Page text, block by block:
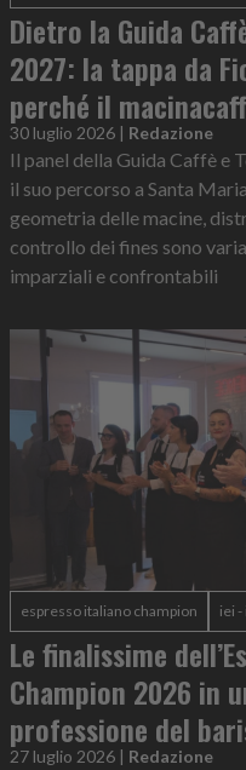
Dietro la Guida
2027: la tappa da
perché il
30 luglio 2026 | Redazione
Il panel della Guida Caffè e
il suo percorso a Santa
geometria delle macine,
controllo dei fines sono
imparziali e confrontabili
espresso italiano champion iei
Le finalissime
Champion 2026 in
professione del
27 luglio 2026 | Redazione